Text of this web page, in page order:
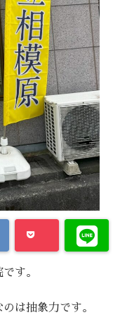
す。
は抽象力です。